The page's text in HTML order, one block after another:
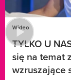
Wideo
TYLKO U
się na temat
wzruszające